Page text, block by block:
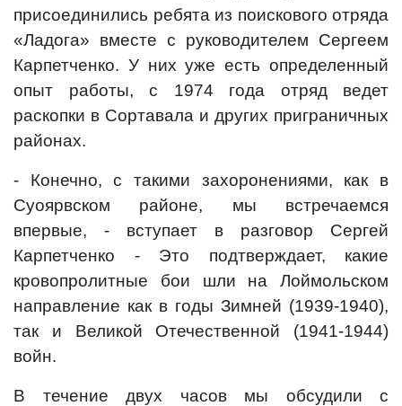
присоединились ребята из поискового отряда
«Ладога» вместе с руководителем Сергеем
Карпетченко. У них уже есть определенный
опыт работы, с 1974 года отряд ведет
раскопки в Сортавала и других приграничных
районах.
- Конечно, с такими захоронениями, как в
Суоярвском районе, мы встречаемся
впервые, - вступает в разговор Сергей
Карпетченко - Это подтверждает, какие
кровопролитные бои шли на Лоймольском
направление как в годы Зимней (1939-1940),
так и Великой Отечественной (1941-1944)
войн.
В течение двух часов мы обсудили с